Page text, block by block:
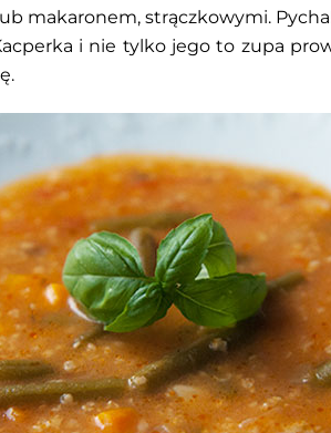
makaronem, strączkowymi.
i nie tylko jego to zupa